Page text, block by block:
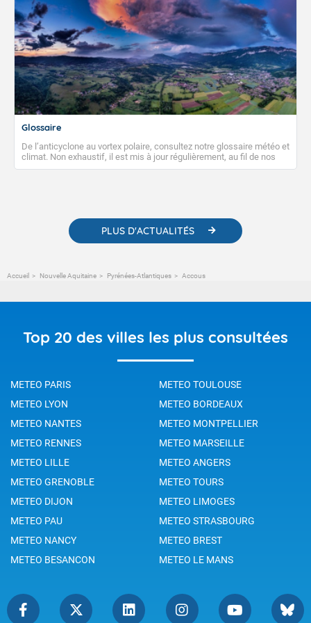
Glossaire
De l’anticyclone au vortex polaire, consultez notre glossaire météo et
climat. Non exhaustif, il est mis à jour régulièrement, au fil de nos
publications. Vous y trouverez également des liens utiles vers nos
PLUS D'ACTUALITÉS
Accueil Nouvelle Aquitaine Pyrénées-Atlantiques Accous
Top 20 des villes les plus consultées
METEO PARIS
METEO TOULOUSE
METEO LYON
METEO BORDEAUX
METEO NANTES
METEO MONTPELLIER
METEO RENNES
METEO MARSEILLE
METEO LILLE
METEO ANGERS
METEO GRENOBLE
METEO TOURS
METEO DIJON
METEO LIMOGES
METEO PAU
METEO STRASBOURG
METEO NANCY
METEO BREST
METEO BESANCON
METEO LE MANS